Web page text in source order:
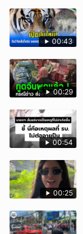
00:43
00:29
00:54
00:25